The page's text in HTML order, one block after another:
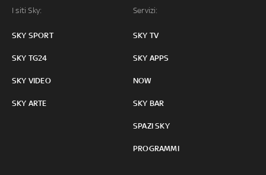
I siti Sky:
SKY SPORT
SKY TG24
SKY VIDEO
SKY ARTE
Servizi:
SKY TV
SKY APPS
NOW
SKY BAR
SPAZI SKY
PROGRAMMI